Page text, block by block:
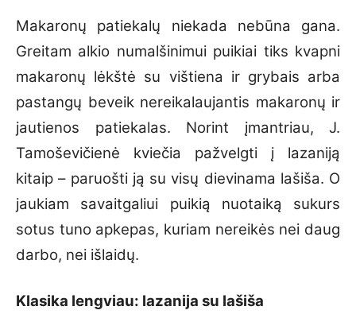
Makaronų patiekalų niekada nebūna gana.
Greitam alkio numalšinimui puikiai tiks kvapni
makaronų lėkštė su vištiena ir grybais arba
pastangų beveik nereikalaujantis makaronų ir
jautienos patiekalas. Norint įmantriau, J.
Tamoševičienė kviečia pažvelgti į lazaniją
kitaip – paruošti ją su visų dievinama lašiša. O
jaukiam savaitgaliui puikią nuotaiką sukurs
sotus tuno apkepas, kuriam nereikės nei daug
darbo, nei išlaidų.
Klasika lengviau: lazanija su lašiša